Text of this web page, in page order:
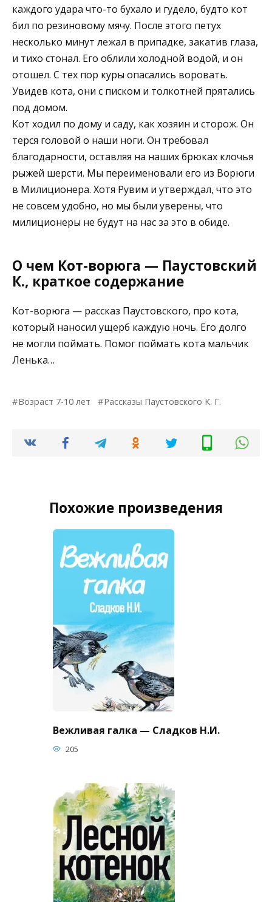
каждого удара что-то бухало и гудело, будто кот
бил по резиновому мячу. После этого петух
несколько минут лежал в припадке, закатив глаза,
и тихо стонал. Его облили холодной водой, и он
отошел. С тех пор куры опасались воровать.
Увидев кота, они с писком и толкотней прятались
под домом.
Кот ходил по дому и саду, как хозяин и сторож. Он
терся головой о наши ноги. Он требовал
благодарности, оставляя на наших брюках клочья
рыжей шерсти. Мы переименовали его из Ворюги
в Милиционера. Хотя Рувим и утверждал, что это
не совсем удобно, но мы были уверены, что
милиционеры не будут на нас за это в обиде.
О чем Кот-ворюга — Паустовский
К., краткое содержание
Кот-ворюга — рассказ Паустовского, про кота,
который наносил ущерб каждую ночь. Его долго
не могли поймать. Помог поймать кота мальчик
Ленька…
Возраст 7-10 лет Рассказы Паустовского К. Г.
Похожие произведения
Вежливая галка — Сладков Н.И.
205